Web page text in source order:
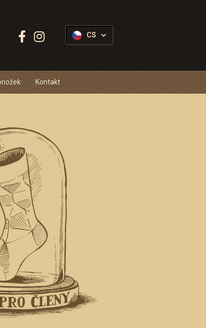
Sledujte
CS
Kontakt